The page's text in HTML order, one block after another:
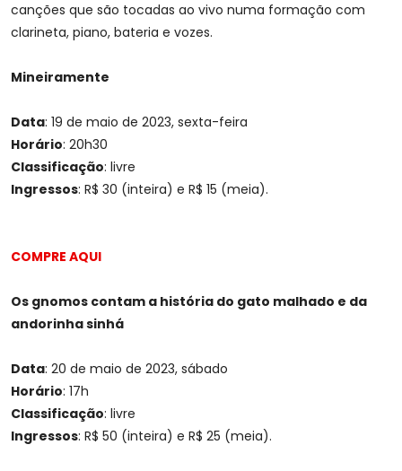
canções que são tocadas ao vivo numa formação com
clarineta, piano, bateria e vozes.
Mineiramente
Data: 19 de maio de 2023, sexta-feira
Horário: 20h30
Classificação: livre
Ingressos: R$ 30 (inteira) e R$ 15 (meia).
COMPRE AQUI
Os gnomos contam a história do gato malhado e da
andorinha sinhá
Data: 20 de maio de 2023, sábado
Horário: 17h
Classificação: livre
Ingressos: R$ 50 (inteira) e R$ 25 (meia).